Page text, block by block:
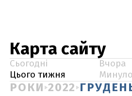
Карта сайту
Сьогодні
Вчора
Цього тижня
РОКИ 2022